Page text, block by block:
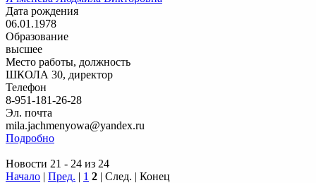
Дата рождения
06.01.1978
Образование
высшее
Место работы, должность
ШКОЛА 30, директор
Телефон
8-951-181-26-28
Эл. почта
mila.jachmenyowa@yandex.ru
Подробно
Новости 21 - 24 из 24
Начало | Пред. | 1 2 | След. | Конец